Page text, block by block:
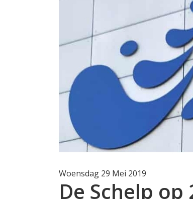
Woensdag 29 Mei 2019
De Schelp